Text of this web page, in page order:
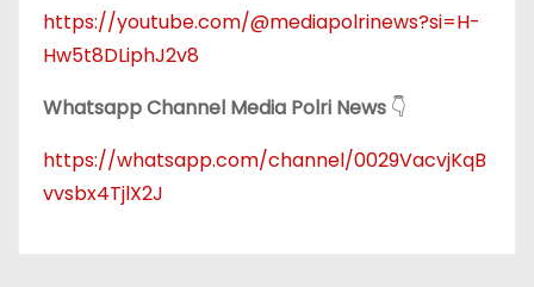
https://youtube.com/@mediapolrinews?si=H-
Hw5t8DLiphJ2v8
Whatsapp Channel Media Polri News 👇
https://whatsapp.com/channel/0029VacvjKqB
vvsbx4TjlX2J